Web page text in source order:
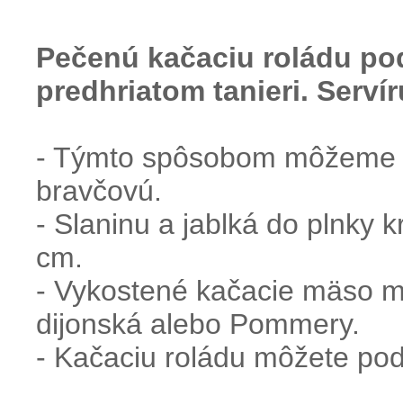
Pečenú kačaciu roládu
predhriatom tanieri.
- Týmto spôsobom
bravčovú.
- Slaninu a jablká do plnky
cm.
- Vykostené kačacie mäso
dijonská alebo Pommery.
- Kačaciu roládu môžete